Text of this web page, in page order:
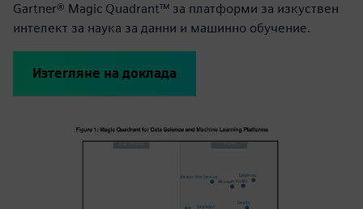
Gartner® Magic Quadrant™ за платформи за изкуствен
интелект за наука за данни и машинно обучение.
Изтегляне на доклада